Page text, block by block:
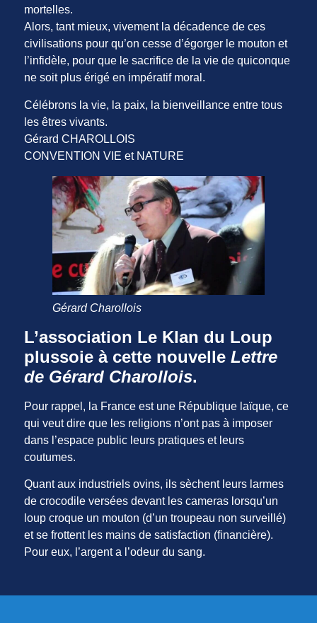
mortelles.
Alors, tant mieux, vivement la décadence de ces
civilisations pour qu’on cesse d’égorger le mouton et
l’infidèle, pour que le sacrifice de la vie de quiconque
ne soit plus érigé en impératif moral.
Célébrons la vie, la paix, la bienveillance entre tous
les êtres vivants.
Gérard CHAROLLOIS
CONVENTION VIE et NATURE
Gérard Charollois
L’association Le Klan du Loup
plussoie à cette nouvelleLettre
de Gérard Charollois.
Pour rappel, la France est une République laïque, ce
qui veut dire que les religions n’ont pas à imposer
dans l’espace public leurs pratiques et leurs
coutumes.
Quant aux industriels ovins, ils sèchent leurs larmes
de crocodile versées devant les cameras lorsqu’un
loup croque un mouton (d’un troupeau non surveillé)
et se frottent les mains de satisfaction (financière).
Pour eux, l’argent a l’odeur du sang.